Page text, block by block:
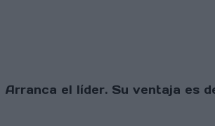
Arranca el líder. Su ventaja es